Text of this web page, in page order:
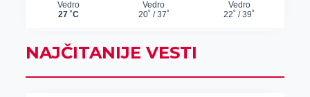
NAJČITANIJE VESTI